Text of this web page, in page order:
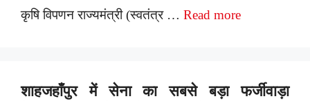
कृषि विपणन राज्यमंत्री (स्वतंत्र … Read more
शाहजहाँपुर में सेना का सबसे बड़ा फर्जीवाड़ा